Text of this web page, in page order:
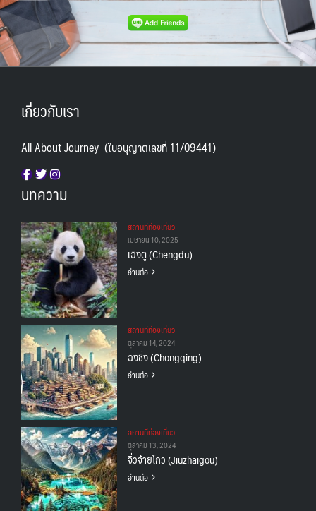
เกี่ยวกับเรา
All About Journey (ใบอนุญาตเลขที่ 11/09441)
บทความ
สถานทีท่องเที่ยว
เมษายน 10, 2025
เฉิงตู (Chengdu)
อ่านต่อ
สถานทีท่องเที่ยว
ตุลาคม 14, 2024
ฉงชิ่ง (Chongqing)
อ่านต่อ
สถานทีท่องเที่ยว
ตุลาคม 13, 2024
จิ่วจ้ายโกว (Jiuzhaigou)
อ่านต่อ